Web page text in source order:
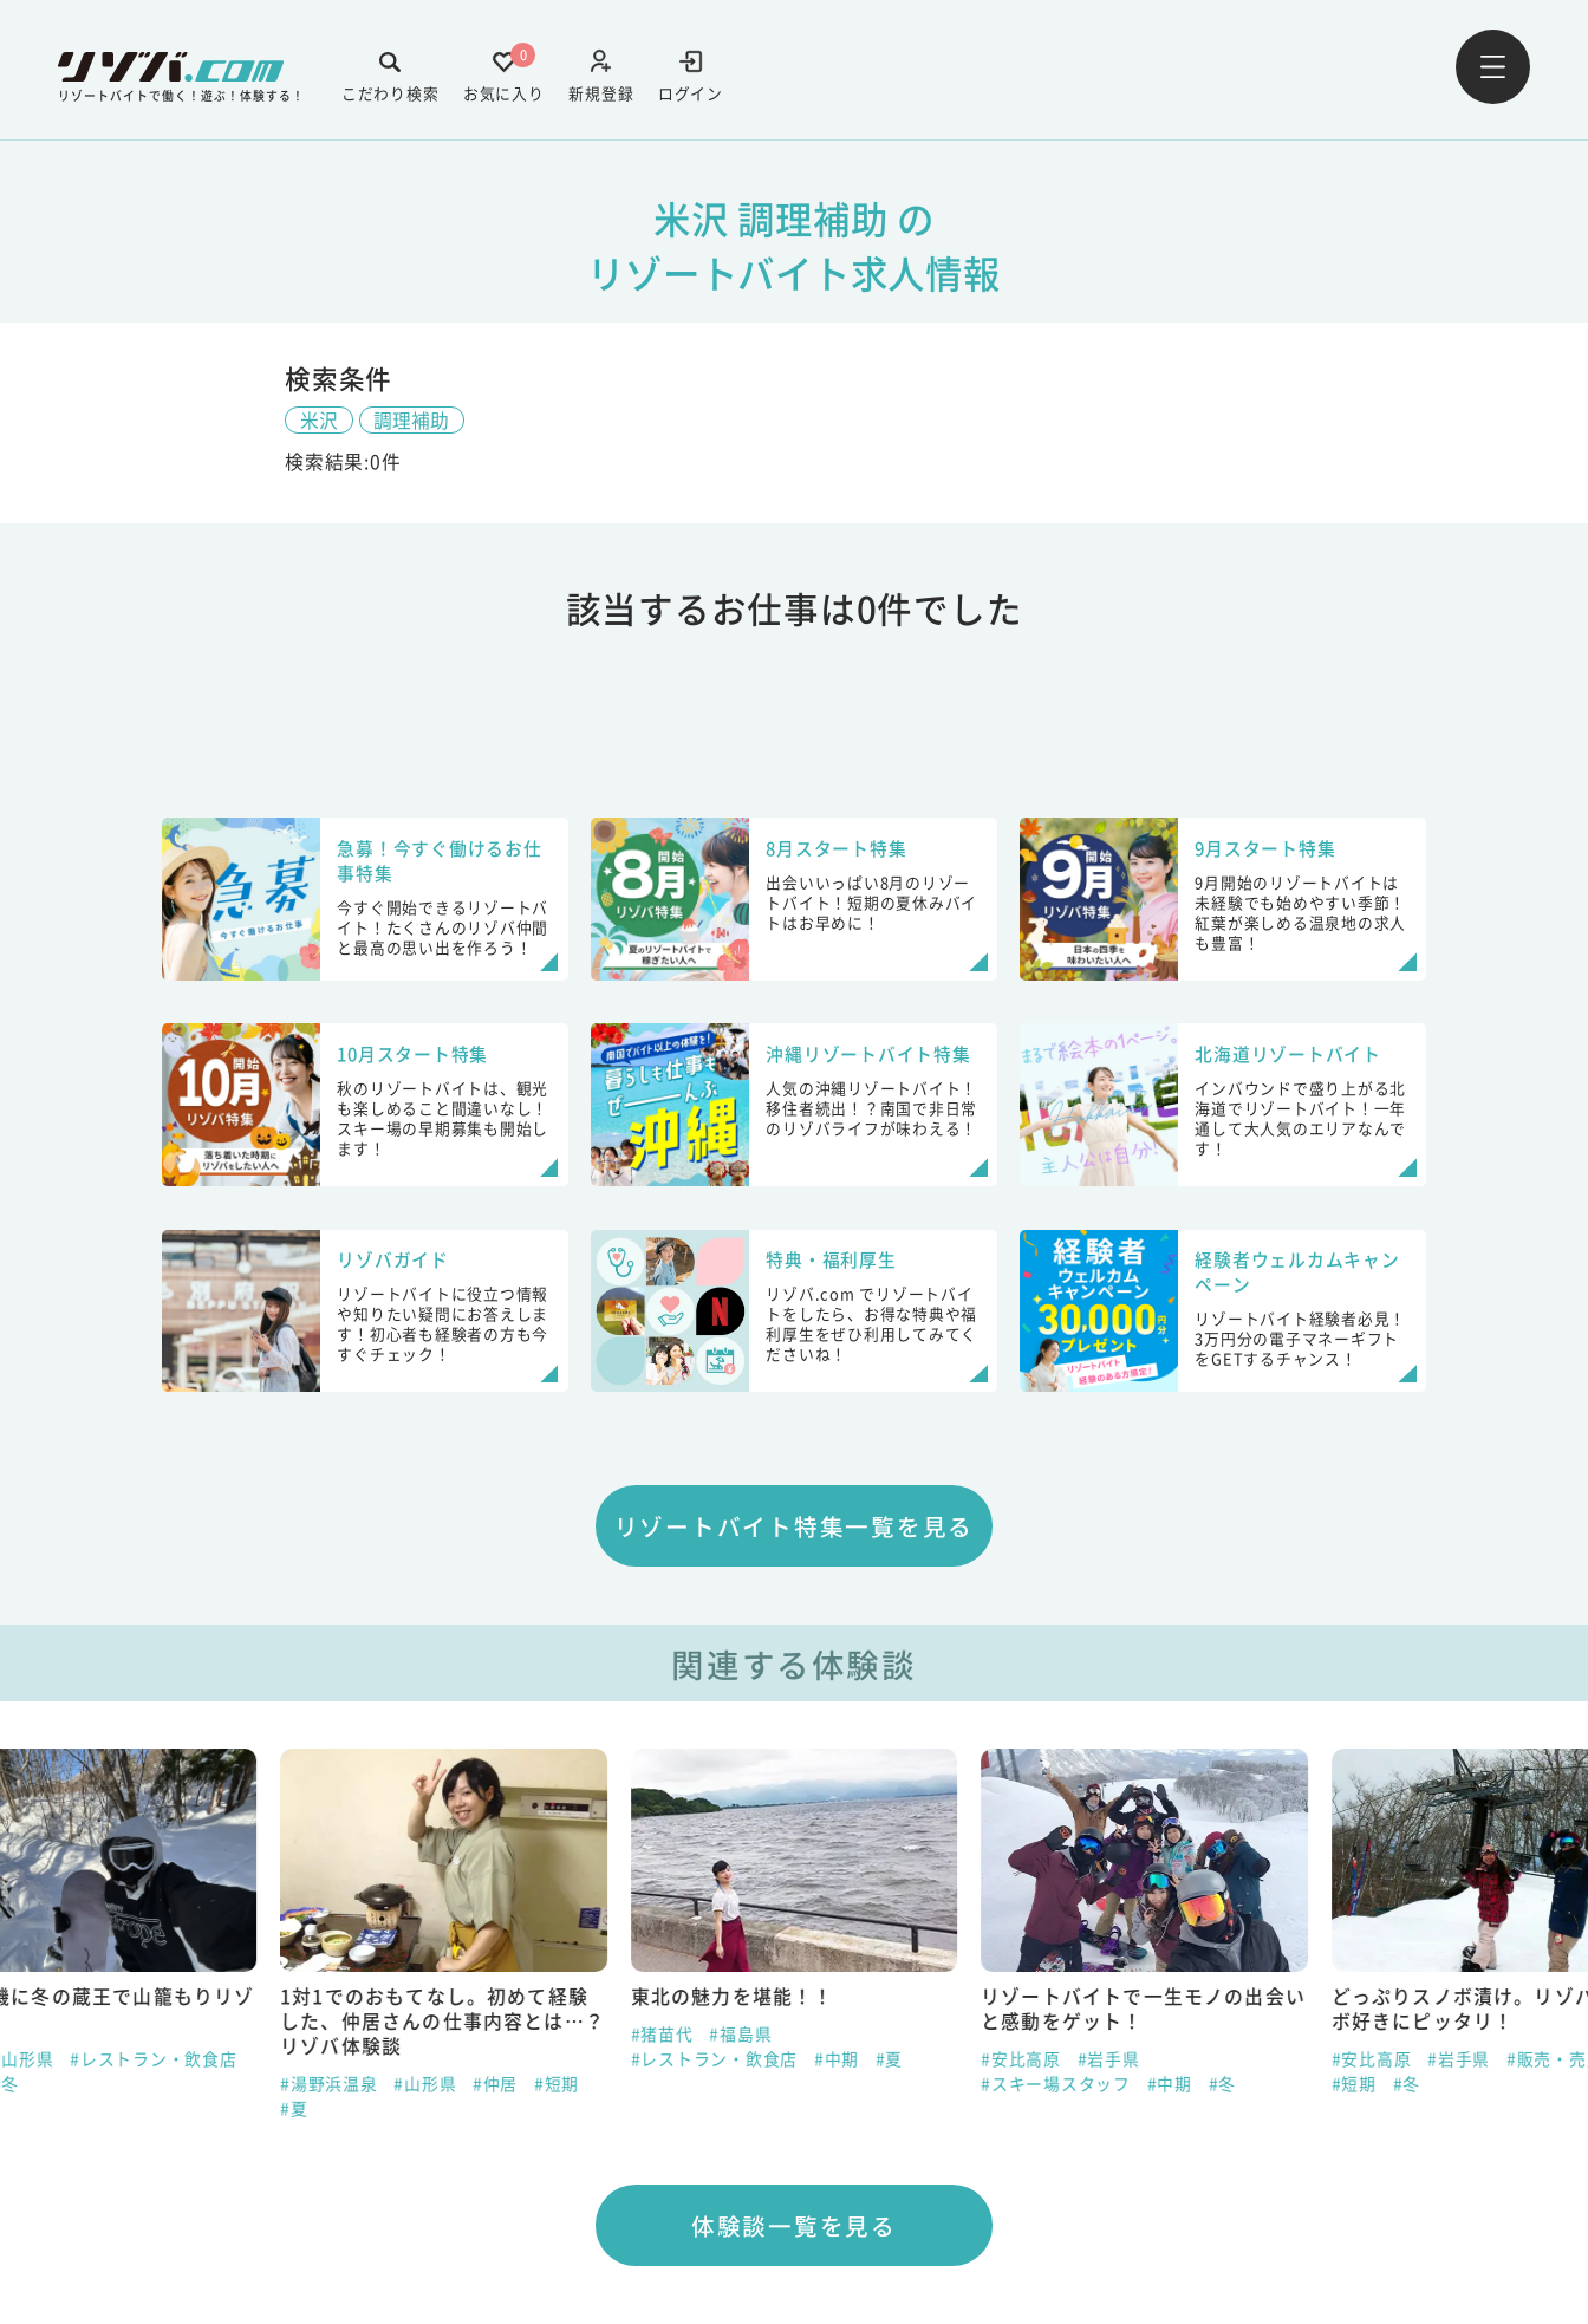
リゾートバイトで働く！遊ぶ！体験する！ ログイン
新規登録
0
お気に入り
こだわり検索
米沢 調理補助 の
リゾートバイト求人情報
検索条件
米沢
調理補助
検索結果:0件
該当するお仕事は0件でした
急募！今すぐ働けるお仕
事特集
今すぐ開始できるリゾートバ
イト！たくさんのリゾバ仲間
と最高の思い出を作ろう！
8月スタート特集
出会いいっぱい8月のリゾー
トバイト！短期の夏休みバイ
トはお早めに！
9月スタート特集
9月開始のリゾートバイトは
未経験でも始めやすい季節！
紅葉が楽しめる温泉地の求人
も豊富！
10月スタート特集
秋のリゾートバイトは、観光
も楽しめること間違いなし！
スキー場の早期募集も開始し
ます！
沖縄リゾートバイト特集
人気の沖縄リゾートバイト！
移住者続出！？南国で非日常
のリゾバライフが味わえる！
北海道リゾートバイト
インバウンドで盛り上がる北
海道でリゾートバイト！一年
通して大人気のエリアなんで
す！
リゾバガイド
リゾートバイトに役立つ情報
や知りたい疑問にお答えしま
す！初心者も経験者の方も今
すぐチェック！
特典・福利厚生
リゾバ.com でリゾートバイ
トをしたら、お得な特典や福
利厚生をぜひ利用してみてく
ださいね！
経験者ウェルカムキャン
ペーン
リゾートバイト経験者必見！
3万円分の電子マネーギフト
をGETするチャンス！
リゾートバイト特集一覧を見る
関連する体験談
に冬の蔵王で山籠もりリゾ
形県
#レストラン・飲食店
1対1でのおもてなし。初めて経験
した、仲居さんの仕事内容とは…？
リゾバ体験談
#湯野浜温泉 #山形県 #仲居
#短期
#夏
東北の魅力を堪能！！
#猪苗代
#福島県
#レストラン・飲食店
#中期 #夏
リゾートバイトで一生モノの出会い
と感動をゲット！
#安比高原
#岩手県
#スキー場スタッフ
#中期 #冬
どっぷりスノボ漬け。リゾ
ボ好きにピッタリ！
#安比高原 #岩手県
#販売・
#短期
#冬
体験談一覧を見る